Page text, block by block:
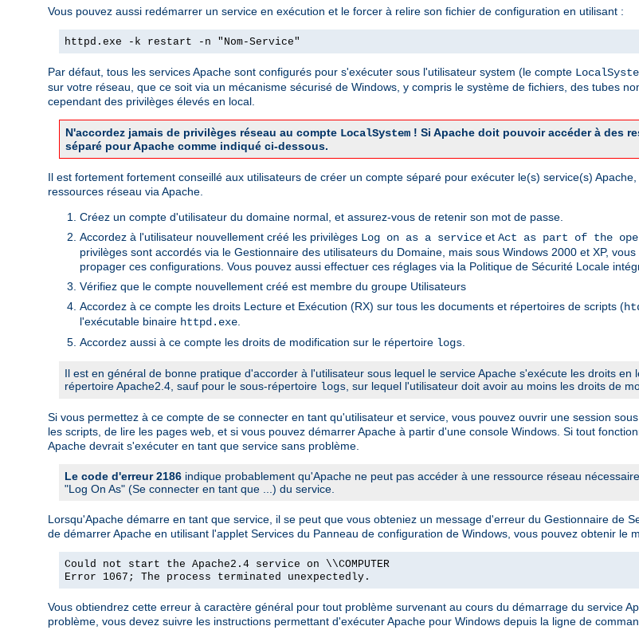
Vous pouvez aussi redémarrer un service en exécution et le forcer à relire son fichier de configuration en utilisant :
httpd.exe -k restart -n "Nom-Service"
Par défaut, tous les services Apache sont configurés pour s'exécuter sous l'utilisateur system (le compte
sur votre réseau, que ce soit via un mécanisme sécurisé de Windows, y compris le système de fichiers, des tubes
cependant des privilèges élevés en local.
N'accordez jamais de privilèges réseau au compte LocalSystem ! Si Apache doit pouvoir accéder à des
séparé pour Apache comme indiqué ci-dessous.
Il est fortement fortement conseillé aux utilisateurs de créer un compte séparé pour exécuter le(s) service(s)
ressources réseau via Apache.
Créez un compte d'utilisateur du domaine normal, et assurez-vous de retenir son mot de passe.
Accordez à l'utilisateur nouvellement créé les privilèges Log on as a service et Act as part of the
privilèges sont accordés via le Gestionnaire des utilisateurs du Domaine, mais sous Windows 2000 et XP,
propager ces configurations. Vous pouvez aussi effectuer ces réglages via la Politique de Sécurité Locale
Vérifiez que le compte nouvellement créé est membre du groupe Utilisateurs
Accordez à ce compte les droits Lecture et Exécution (RX) sur tous les documents et répertoires de scripts (
l'exécutable binaire httpd.exe
Accordez aussi à ce compte les droits de modification sur le répertoire logs
Il est en général de bonne pratique d'accorder à l'utilisateur sous lequel le service Apache s'exécute les droits en
répertoire Apache2.4, sauf pour le sous-répertoire logs , sur lequel l'utilisateur doit avoir au moins les droits de
Si vous permettez à ce compte de se connecter en tant qu'utilisateur et service, vous pouvez ouvrir une session
les scripts, de lire les pages web, et si vous pouvez démarrer Apache à partir d'une console Windows. Si tout
Apache devrait s'exécuter en tant que service sans problème.
Le code d'erreur 2186 indique probablement qu'Apache ne peut pas accéder à une ressource réseau
"Log On As" (Se connecter en tant que ...) du service.
Lorsqu'Apache démarre en tant que service, il se peut que vous obteniez un message d'erreur du Gestionnaire de
de démarrer Apache en utilisant l'applet Services du Panneau de configuration de Windows, vous pouvez obtenir le
Could not start the Apache2.4 service on \\COMPUTER
Error 1067; The process terminated unexpectedly.
Vous obtiendrez cette erreur à caractère général pour tout problème survenant au cours du démarrage du service
problème, vous devez suivre les instructions permettant d'exécuter Apache pour Windows depuis la ligne de